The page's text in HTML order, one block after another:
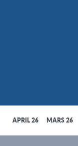
APRIL 26 MARS 26